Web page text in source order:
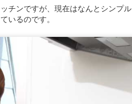
チンですが、現在はなんとシンプル
いるのです。